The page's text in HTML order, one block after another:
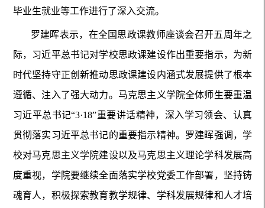
毕业生就业等工作进行了深入交流。
罗建晖表示，在全国思政课教师座谈会召开五周年之
际，习近平总书记对学校思政课建设作出重要指示，为新
时代坚持守正创新推动思政课建设内涵式发展提供了根本
遵循、注入了强大动力。马克思主义学院全体师生要重温
习近平总书记“3·18”重要讲话精神，深入学习领会、认真
贯彻落实习近平总书记的重要指示精神。罗建晖强调，学
校对马克思主义学院建设以及马克思主义理论学科发展高
度重视，学院要继续全面落实学校党委工作部署，坚持铸
魂育人，积极探索教育教学规律、学科发展规律和人才培